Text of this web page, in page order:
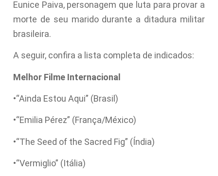
Eunice Paiva, personagem que luta para provar a
morte de seu marido durante a ditadura militar
brasileira.
A seguir, confira a lista completa de indicados:
Melhor Filme Internacional
•“Ainda Estou Aqui” (Brasil)
•“Emilia Pérez” (França/México)
•“The Seed of the Sacred Fig” (Índia)
•“Vermiglio” (Itália)